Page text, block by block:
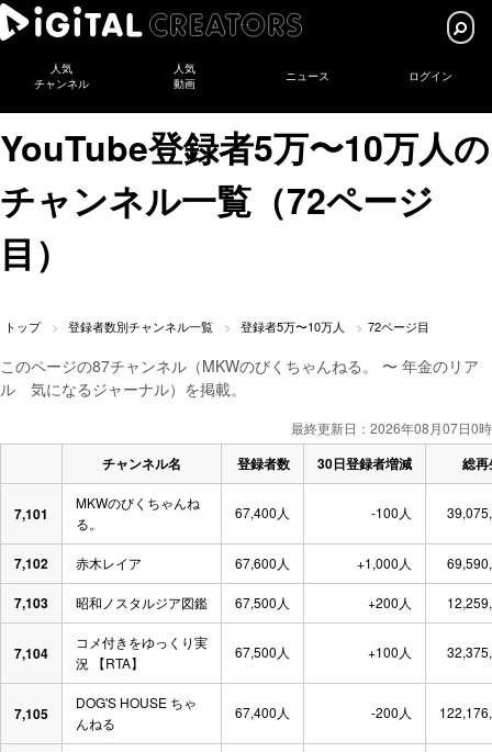
人気
チャンネル
人気
動画
ニュース ログイン
YouTube登録者5万〜10万人の
チャンネル一覧（72ページ
目）
トップ 登録者数別チャンネル一覧 登録者5万〜10万人 72ページ目
このページの87チャンネル（MKWのびくちゃんねる。 〜 年金のリア
ル 気になるジャーナル）を掲載。
最終更新日：2026年08月07日0時
チャンネル名 登録者数 30日登録者増減 総
7,101
MKWのびくちゃんね
る。
67,400人 -100人
7,102 赤木レイア 67,600人 +1,000人
7,103 昭和ノスタルジア図鑑 67,500人 +200人
7,104
コメ付きをゆっくり実
況 【RTA】
67,500人 +100人
7,105
DOG'S HOUSE ちゃ
んねる
67,400人 -200人